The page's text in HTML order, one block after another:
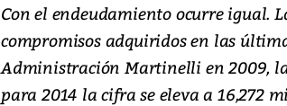
Con el endeudamiento ocurre igual.
compromisos adquiridos en las
Administración Martinelli en 2009,
para 2014 la cifra se eleva a 16,272